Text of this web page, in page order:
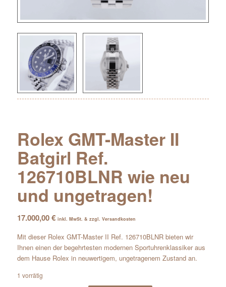
Rolex GMT-Master II
Batgirl Ref.
126710BLNR wie neu
und ungetragen!
17.000,00€ inkl. MwSt. & zzgl. Versandkosten
Mit dieser Rolex GMT-Master II Ref. 126710BLNR bieten wir
Ihnen einen der begehrtesten modernen Sportuhrenklassiker aus
dem Hause Rolex in neuwertigem, ungetragenem Zustand an.
1 vorrätig